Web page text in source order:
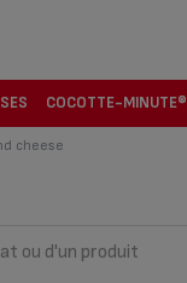
COCOTTE-MINUTE®
cheese